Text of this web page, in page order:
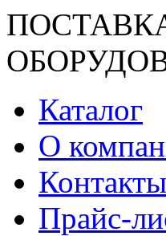
Каталог
О
Контакты
Прайс-